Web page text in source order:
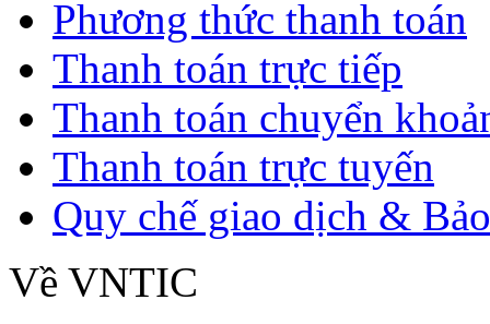
Phương thức thanh toán
Thanh toán trực tiếp
Thanh toán chuyển
Thanh toán trực tuyến
Quy chế giao dịch &
Về VNTIC